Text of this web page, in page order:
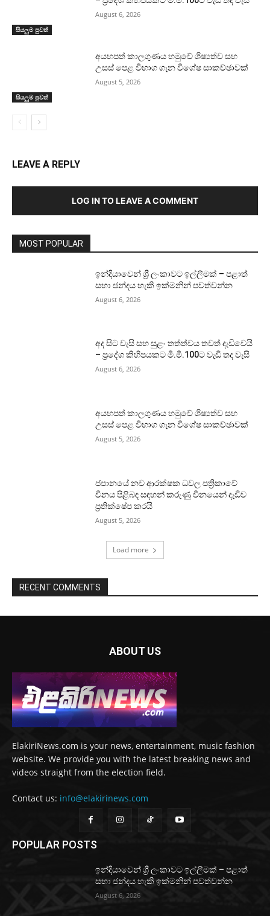
සියලුම පුවත්
August 6, 2026
සියලුම පුවත්
අයහපත් කාලගුණය හමුවේ ශිෂ්‍යත්ව සහ
උසස් පෙළ විභාග ගැන විශේෂ සාකච්ඡාවක්
August 5, 2026
LEAVE A REPLY
LOG IN TO LEAVE A COMMENT
MOST POPULAR
ඉන්දියාවෙන් ශ්‍රී ලංකාවට ඉල්ලීමක් – පළාත්
සභා ඡන්දය හැකි ඉක්මනින් පවත්වන්න
August 6, 2026
අද සිට වැසි සහ සුළං තත්ත්වය තවත් දැඩිවෙයි
– ප්‍රදේශ කිහිපයකට මි.මී.100ට වැඩි තද වැසි
August 6, 2026
අයහපත් කාලගුණය හමුවේ ශිෂ්‍යත්ව සහ
උසස් පෙළ විභාග ගැන විශේෂ සාකච්ඡාවක්
August 5, 2026
ජපානයේ නව ආරක්ෂක ධවල පත්‍රිකාවේ
චීනය පිළිබඳ සඳහන් කරුණු චීනයෙන් දැඩිව
ප්‍රතික්ෂේප කරයි
August 5, 2026
Load more
RECENT COMMENTS
ABOUT US
ElakiriNews.com is your news, entertainment, music fashion
website. We provide you with the latest breaking news and
videos straight from the election field.
Contact us: info@elakirinews.com
POPULAR POSTS
ඉන්දියාවෙන් ශ්‍රී ලංකාවට ඉල්ලීමක් – පළාත්
සභා ඡන්දය හැකි ඉක්මනින් පවත්වන්න
August 6, 2026